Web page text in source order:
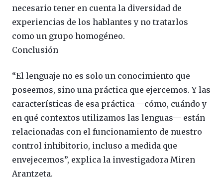
necesario tener en cuenta la diversidad de
experiencias de los hablantes y no tratarlos
como un grupo homogéneo.
Conclusión
“El lenguaje no es solo un conocimiento que
poseemos, sino una práctica que ejercemos. Y las
características de esa práctica —cómo, cuándo y
en qué contextos utilizamos las lenguas— están
relacionadas con el funcionamiento de nuestro
control inhibitorio, incluso a medida que
envejecemos”, explica la investigadora Miren
Arantzeta.